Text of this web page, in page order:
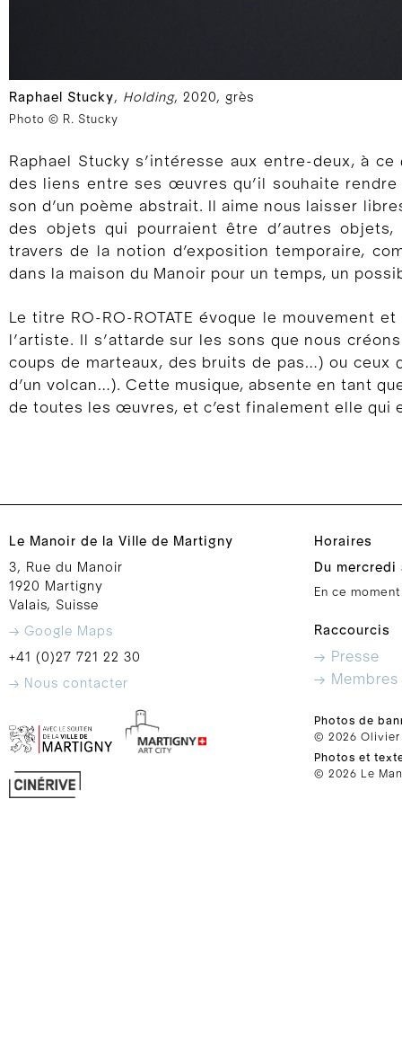
Raphael Stucky, Holding, 2020, grès
Photo © R. Stucky
Raphael Stucky s’intéresse aux entre-deux, à
des liens entre ses œuvres qu’il souhaite
son d’un poème abstrait. Il aime nous laisser
des objets qui pourraient être d’autres
travers de la notion d’exposition temporaire,
dans la maison du Manoir pour un temps, un
Le titre RO-RO-ROTATE évoque le mouvement
l’artiste. Il s’attarde sur les sons que nous
coups de marteaux, des bruits de pas…) ou
d’un volcan…). Cette musique, absente en tant
de toutes les œuvres, et c’est finalement elle qui
Le Manoir de la Ville de Martigny
3, Rue du Manoir
1920 Martigny
Valais, Suisse
→ Google Maps
+41 (0)27 721 22 30
→ Nous contacter
Horaires
Du mercredi
En ce
Raccourcis
→ Presse
→ Membres
Photos de
© 2026 Olivier
Photos et
© 2026 Le